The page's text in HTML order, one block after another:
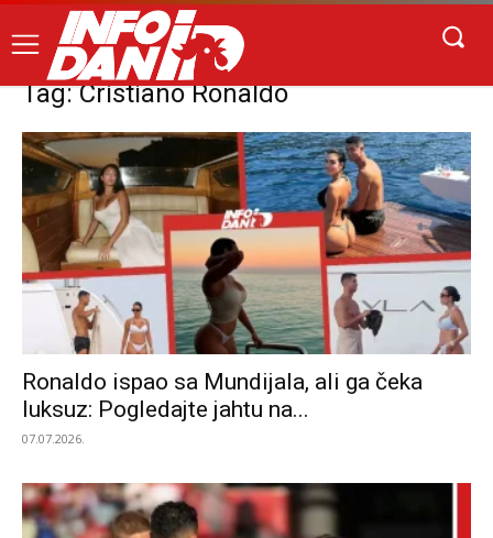
Tag: Cristiano Ronaldo
Ronaldo ispao sa Mundijala, ali ga čeka
luksuz: Pogledajte jahtu na...
07.07.2026.